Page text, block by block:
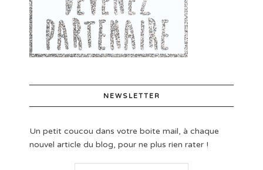
NEWSLETTER
Un petit coucou dans votre boite mail, à chaque
nouvel article du blog, pour ne plus rien rater !